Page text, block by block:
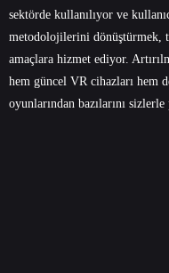
sektörde kullanılıyor ve
metodolojilerini dönüştürmek,
amaçlara hizmet ediyor.
hem güncel VR cihazları hem
oyunlarından bazılarını sizlerle